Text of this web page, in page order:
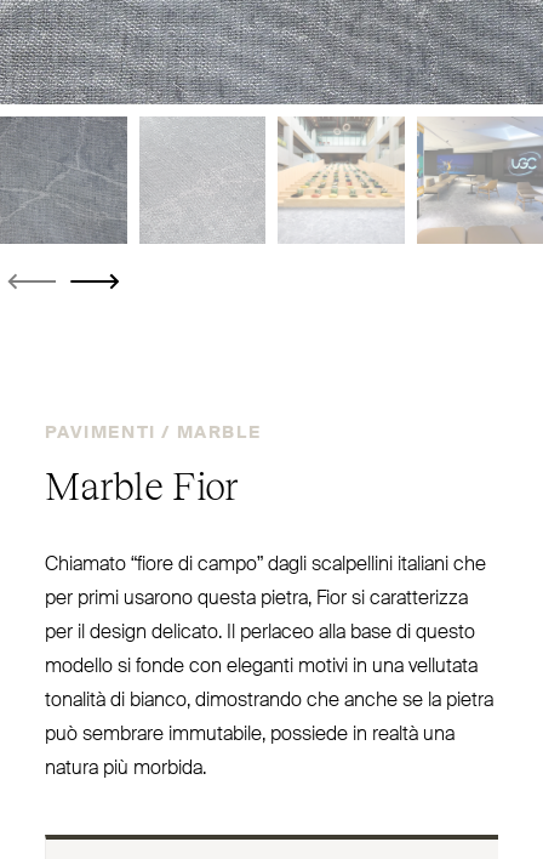
PAVIMENTI / MARBLE
Marble Fior
Chiamato“fiore di campo” dagli scal­pellini italiani che
per primi usarono questa pietra, Fior si carat­terizza
per il design delicato. Il perlaceo alla base di questo
modello si fonde con eleganti motivi in una vellutata
tonalità di bianco, dimo­strando che anche se la pietra
può sembrare immutabile, possiede in realtà una
natura più morbida.